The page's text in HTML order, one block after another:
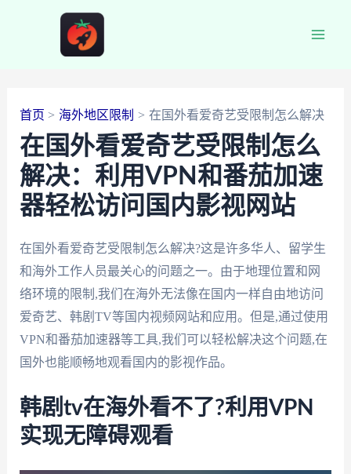
首页 海外地区限制 在国外看爱奇艺受限制怎么解决
在国外看爱奇艺受限制怎么
解决：利用VPN和番茄加速
器轻松访问国内影视网站
在国外看爱奇艺受限制怎么解决?这是许多华人、留学生
和海外工作人员最关心的问题之一。由于地理位置和网
络环境的限制,我们在海外无法像在国内一样自由地访问
爱奇艺、韩剧TV等国内视频网站和应用。但是,通过使用
VPN和番茄加速器等工具,我们可以轻松解决这个问题,在
国外也能顺畅地观看国内的影视作品。
韩剧tv在海外看不了?利用VPN
实现无障碍观看